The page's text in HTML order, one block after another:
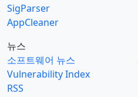
SigParser
AppCleaner
뉴스
소프트웨어 뉴스
Vulnerability Index
RSS